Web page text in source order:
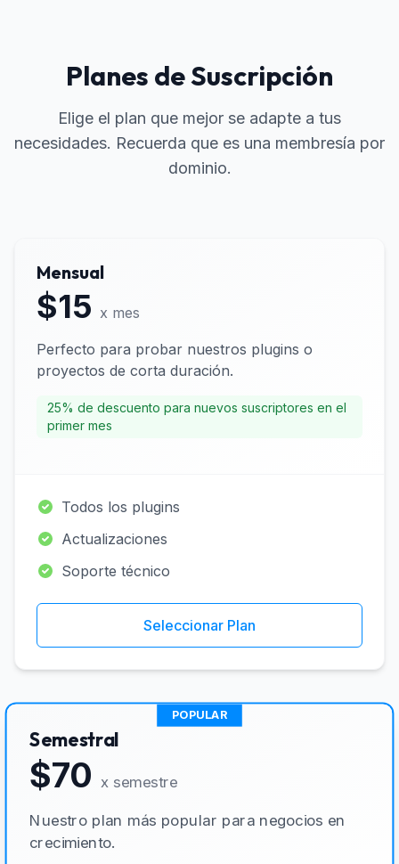
Planes de Suscripción
Elige el plan que mejor se adapte a tus
necesidades. Recuerda que es una membresía por
dominio.
Mensual
$15 x mes
Perfecto para probar nuestros plugins o
proyectos de corta duración.
25% de descuento para nuevos suscriptores en el
primer mes
Todos los plugins
Actualizaciones
Soporte técnico
Seleccionar Plan
POPULAR
Semestral
$70 x semestre
Nuestro plan más popular para negocios en
crecimiento.